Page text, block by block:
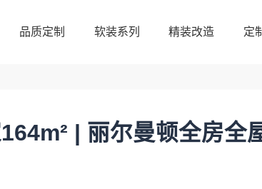
品质定制 软装系列 精装改造 定
| 丽尔曼顿全房全